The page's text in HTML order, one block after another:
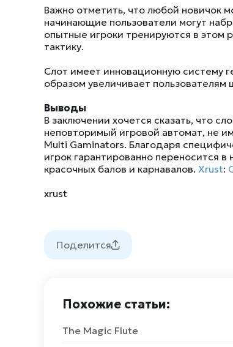
Важно отметить, что любой новичок
начинающие пользователи могут
опытные игроки тренируются в этом
тактику.
Слот имеет инновационную систему
образом увеличивает пользователям
Выводы
В заключении хочется сказать, что
неповторимый игровой автомат, не
Multi Gaminators. Благодаря
игрок гарантированно переносится
красочных балов и карнавалов. Xrust:
xrust
Поделится
Похожие статьи:
The Magic Flute